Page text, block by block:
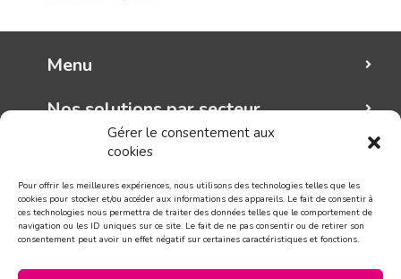
Gérer le consentement aux
cookies
Pour offrir les meilleures expériences, nous utilisons des technologies telles que les
cookies pour stocker et/ou accéder aux informations des appareils. Le fait de consentir à
ces technologies nous permettra de traiter des données telles que le comportement de
navigation ou les ID uniques sur ce site. Le fait de ne pas consentir ou de retirer son
consentement peut avoir un effet négatif sur certaines caractéristiques et fonctions.
Menu
Nos solutions par secteur
Mungo graphic
Suivez-nous!
CONTACT